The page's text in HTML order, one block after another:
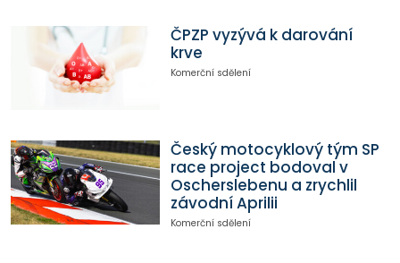
ČPZP vyzývá k darování
krve
Komerční sdělení
Český motocyklový tým SP
race project bodoval v
Oscherslebenu a zrychlil
závodní Aprilii
Komerční sdělení